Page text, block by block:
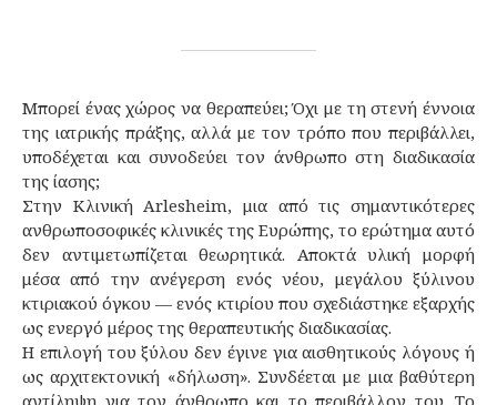
Μπορεί ένας χώρος να θεραπεύει; Όχι με τη στενή έννοια
της ιατρικής πράξης, αλλά με τον τρόπο που περιβάλλει,
υποδέχεται και συνοδεύει τον άνθρωπο στη διαδικασία
της ίασης;
Στην Κλινική Arlesheim, μια από τις σημαντικότερες
ανθρωποσοφικές κλινικές της Ευρώπης, το ερώτημα αυτό
δεν αντιμετωπίζεται θεωρητικά. Αποκτά υλική μορφή
μέσα από την ανέγερση ενός νέου, μεγάλου ξύλινου
κτιριακού όγκου — ενός κτιρίου που σχεδιάστηκε εξαρχής
ως ενεργό μέρος της θεραπευτικής διαδικασίας.
Η επιλογή του ξύλου δεν έγινε για αισθητικούς λόγους ή
ως αρχιτεκτονική «δήλωση». Συνδέεται με μια βαθύτερη